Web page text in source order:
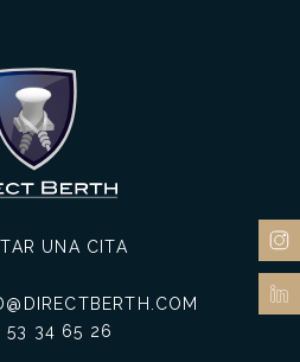
UNA CITA
53 34 65 26